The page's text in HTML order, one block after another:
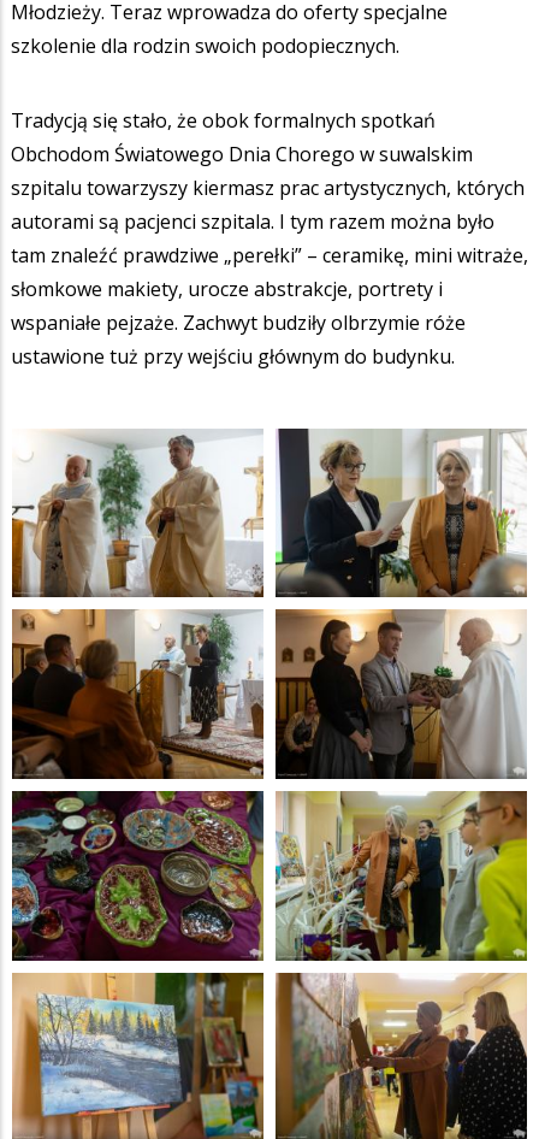
Młodzieży. Teraz wprowadza do oferty specjalne
szkolenie dla rodzin swoich podopiecznych.
Tradycją się stało, że obok formalnych spotkań
Obchodom Światowego Dnia Chorego w suwalskim
szpitalu towarzyszy kiermasz prac artystycznych, których
autorami są pacjenci szpitala. I tym razem można było
tam znaleźć prawdziwe „perełki” – ceramikę, mini witraże,
słomkowe makiety, urocze abstrakcje, portrety i
wspaniałe pejzaże. Zachwyt budziły olbrzymie róże
ustawione tuż przy wejściu głównym do budynku.